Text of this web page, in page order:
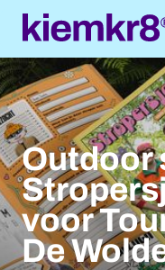
Outdoor
voor
De